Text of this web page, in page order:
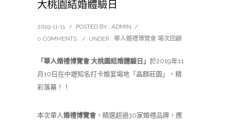
大桃園結婚體驗日
2019-11-11 / POSTED BY : ADMIN /
0 COMMENTS
/ UNDER : 華人婚禮博覽會 場次回顧
「華人婚禮博覽會 大桃園結婚體驗日」 於2019年11
月10日在中壢知名打卡婚宴場地「晶麒莊園」，精
彩落幕！！
本次華人婚禮博覽會 ，精選超過30家婚禮品牌，應